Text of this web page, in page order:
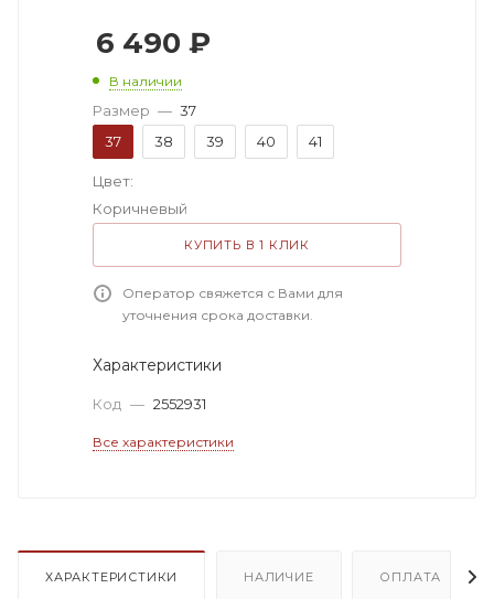
6 490 ₽
В наличии
Размер — 37
37
38 39 40 41
Цвет:
Коричневый
КУПИТЬ В 1 КЛИК
Оператор свяжется с Вами для
уточнения срока доставки.
Характеристики
Код — 2552931
Все характеристики
ХАРАКТЕРИСТИКИ НАЛИЧИЕ ОПЛАТА